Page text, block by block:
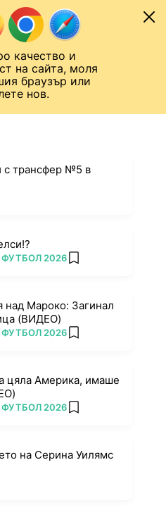
качество и
на сайта, моля
браузър или
нов.
с трансфер №5 в
2026 add favorites
над Мароко: Загинал
(ВИДЕО)
2026 add favorites
цяла Америка, имаше
2026 add favorites
на Серина Уилямс